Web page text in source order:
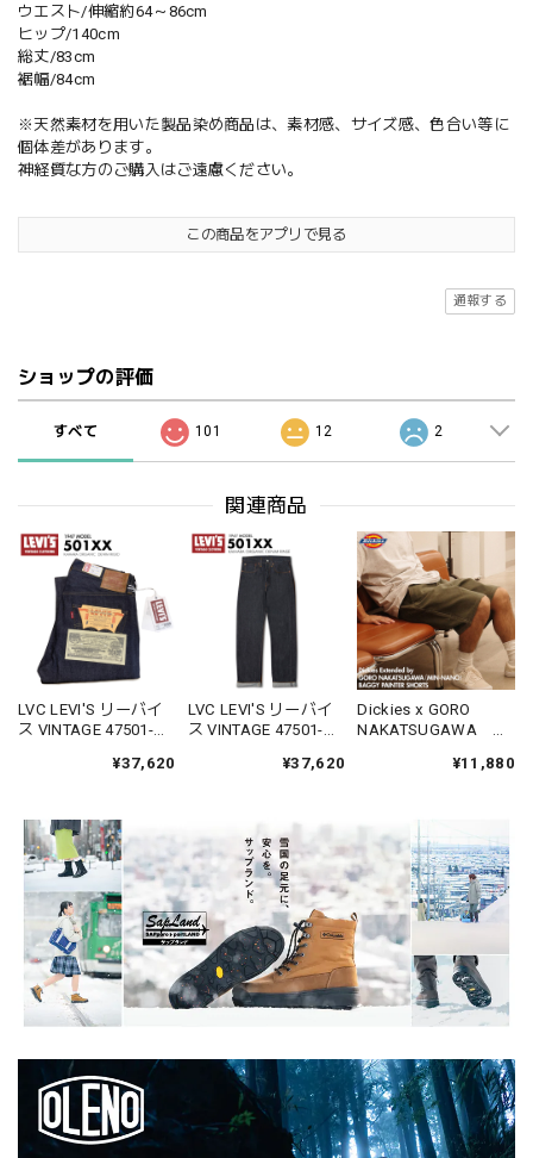
ウエスト/伸縮約64～86cm
ヒップ/140cm
総丈/83cm
裾幅/84cm
※天然素材を用いた製品染め商品は、素材感、サイズ感、色合い等に
個体差があります。
神経質な方のご購入はご遠慮ください。
この商品をアプリで見る
通報する
ショップの評価
すべて 101 12 2
関連商品
LVC LEVI'S リーバイ
ス VINTAGE 47501-
ル デニム ジーンズ ジ
ジット
¥37,620
LVC LEVI'S リーバイ
ス VINTAGE 47501-
ル デニム ジーンズ ジ
¥37,620
Dickies x GORO
NAKATSUGAWA
ンター ショーツ
吾郎 コラボ
¥11,880